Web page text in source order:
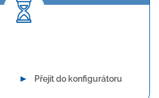
► Přejít do konfigurátoru